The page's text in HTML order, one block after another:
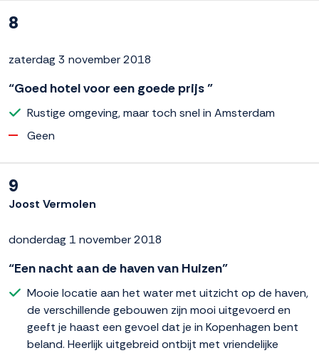
8
zaterdag 3 november 2018
“Goed hotel voor een goede prijs ”
Rustige omgeving, maar toch snel in Amsterdam
Geen
9
Joost Vermolen
donderdag 1 november 2018
“Een nacht aan de haven van Huizen”
Mooie locatie aan het water met uitzicht op de haven,
de verschillende gebouwen zijn mooi uitgevoerd en
geeft je haast een gevoel dat je in Kopenhagen bent
beland. Heerlijk uitgebreid ontbijt met vriendelijke